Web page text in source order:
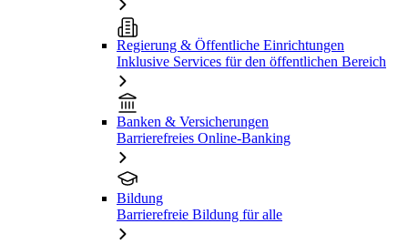
Regierung & Öffentliche Einrichtungen
Inklusive Services für den öffentlichen Bereich
Banken & Versicherungen
Barrierefreies Online-Banking
Bildung
Barrierefreie Bildung für alle